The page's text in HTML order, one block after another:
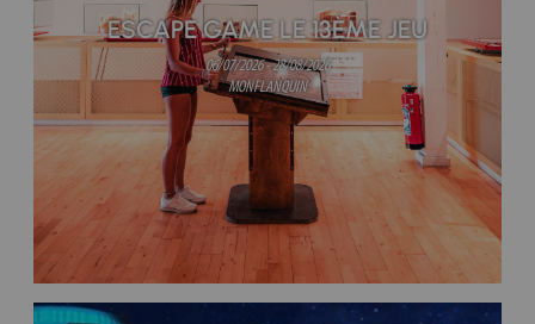
ESCAPE GAME LE 13ÈME JEU
06/07/2026 - 28/08/2026
MONFLANQUIN